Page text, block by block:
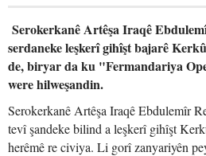
Serokerkanê Artêşa Iraqê
serdaneke leşkerî gihîşt bajarê
de, biryar da ku "Fermandariya
were hilweşandin.
Serokerkanê Artêşa Iraqê Ebdulemîr
tevî şandeke bilind a leşkerî gihîşt
herêmê re civiya. Li gorî zanyariyên